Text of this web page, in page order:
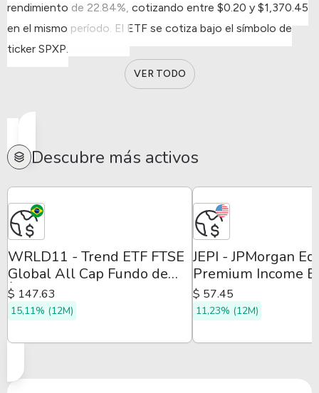
rendimiento de 22.84%, cotizando entre $0.20 y $1,370.45
en el mismo período. El ETF se cotiza bajo el símbolo de
ticker SPXP.
VER TODO
Descubre más activos
WRLD11 - Trend ETF FTSE
Global All Cap Fundo de
Índice
$ 147.63
15,11% (12M)
JEPI - JPMorgan
Premium Income
$ 57.45
11,23% (12M)